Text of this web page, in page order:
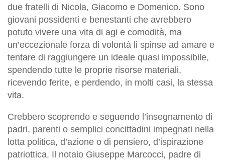
due fratelli di Nicola, Giacomo e Domenico. Sono
giovani possidenti e benestanti che avrebbero
potuto vivere una vita di agi e comodità, ma
un’eccezionale forza di volontà li spinse ad amare e
tentare di raggiungere un ideale quasi impossibile,
spendendo tutte le proprie risorse materiali,
ricevendo ferite, e perdendo, in molti casi, la stessa
vita.
Crebbero scoprendo e seguendo l’insegnamento di
padri, parenti o semplici concittadini impegnati nella
lotta politica, d’azione o di pensiero, d’ispirazione
patriottica. Il notaio Giuseppe Marcocci, padre di